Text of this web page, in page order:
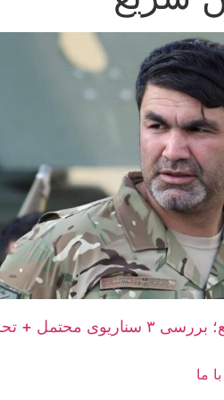
ترور اکرام الدین سریع؛ بررسی ۳ سناریوی محتمل
ما